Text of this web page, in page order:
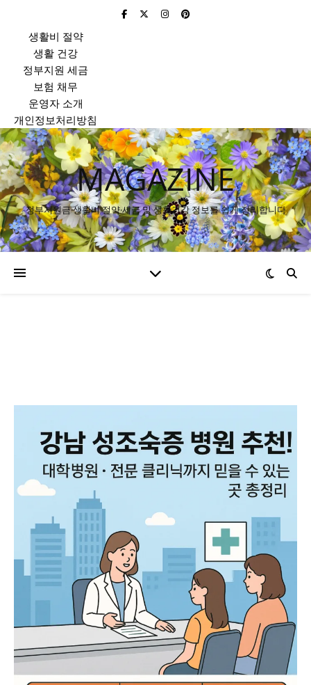
생활비 절약
생활 건강
정부지원 세금
보험 채무
운영자 소개
개인정보처리방침
MAGAZINE
정부지원금·생활비 절약·세금 및 생활건강 정보를 쉽게 정리합니다